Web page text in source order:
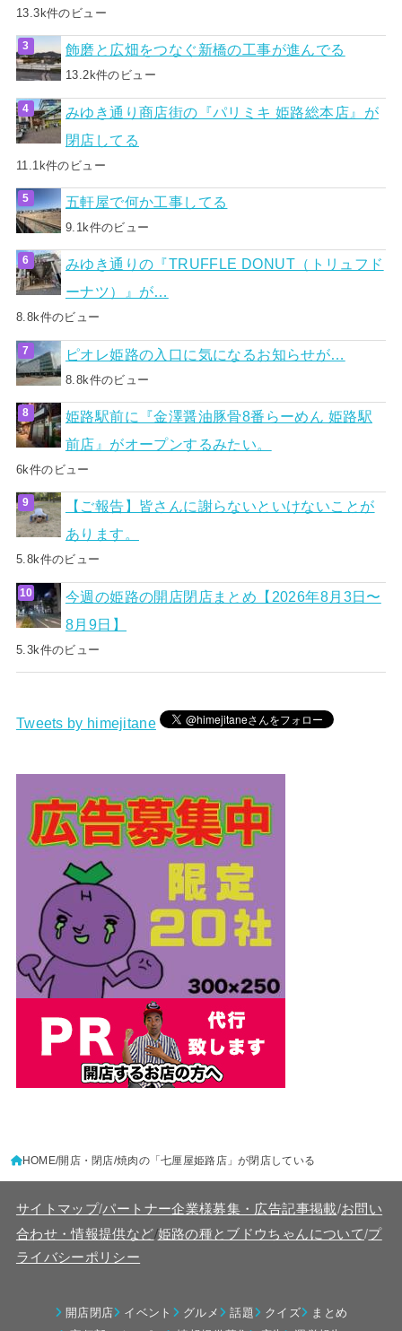
13.3k件のビュー
飾磨と広畑をつなぐ新橋の工事が進んでる
13.2k件のビュー
みゆき通り商店街の『パリミキ 姫路総本店』が
閉店してる
11.1k件のビュー
五軒屋で何か工事してる
9.1k件のビュー
みゆき通りの『TRUFFLE DONUT（トリュフド
ーナツ）』が…
8.8k件のビュー
ピオレ姫路の入口に気になるお知らせが…
8.8k件のビュー
姫路駅前に『金澤醤油豚骨8番らーめん 姫路駅
前店』がオープンするみたい。
6k件のビュー
【ご報告】皆さんに謝らないといけないことが
あります。
5.8k件のビュー
今週の姫路の開店閉店まとめ【2026年8月3日〜
8月9日】
5.3k件のビュー
Tweets by himejitane
HOME 開店・閉店 焼肉の「七厘屋姫路店」が閉店している
サイトマップ/パートナー企業様募集・広告記事掲載/お問い
合わせ・情報提供など/姫路の種とブドウちゃんについて/プ
ライバシーポリシー
開店閉店 イベント グルメ 話題 クイズ
まとめ